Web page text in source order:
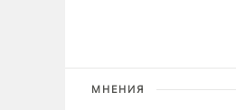
МНЕНИЯ